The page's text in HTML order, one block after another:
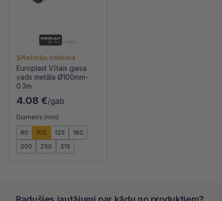
Ražotāja noliktavā
Europlast Vītais gaisa
vads metāla Ø100mm-
0.3m
4.08 €/gab
Diametrs (mm)
80 100 125
160
200
250 315